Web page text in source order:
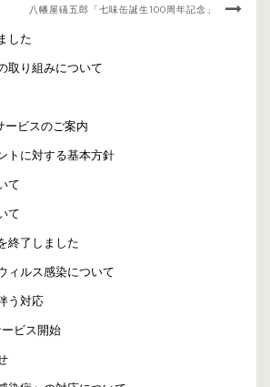
八幡屋礒五郎「七味缶誕生100周年記念」
した
取り組みについて
ービスのご案内
トに対する基本方針
て
て
終了しました
ィルス感染について
う対応
ビス開始